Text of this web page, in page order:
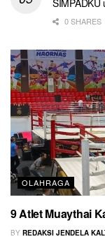
0 SHARES
OLAHRAGA
9 Atlet Muaythai
BY REDAKSI JENDELA